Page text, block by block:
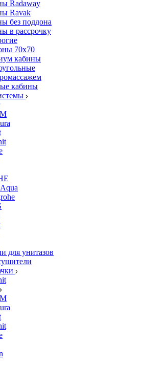
Radaway
Ravak
без поддона
в рассрочку
70x70
кабины
кабины
для унитазов